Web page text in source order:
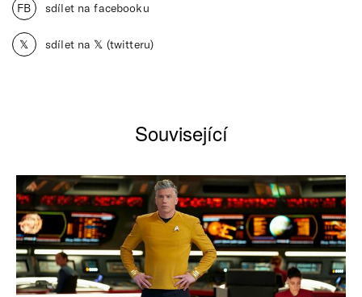
FB sdílet na facebooku
𝕏 sdílet na 𝕏 (twitteru)
Související